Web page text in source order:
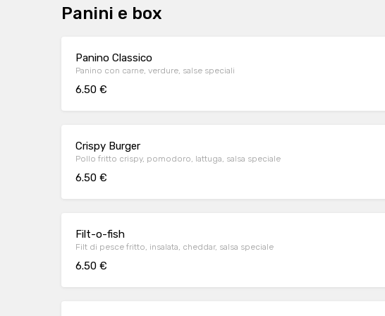
Panini e box
Panino Classico
Panino con carne, verdure, salse speciali
6.50 €
Crispy Burger
Pollo fritto crispy, pomodoro, lattuga, salsa speciale
6.50 €
Filt-o-fish
Filt di pesce fritto, insalata, cheddar, salsa speciale
6.50 €